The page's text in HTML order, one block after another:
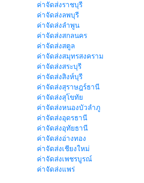
ค่าจัดส่งราชบุรี
ค่าจัดส่งลพบุรี
ค่าจัดส่งลำพูน
ค่าจัดส่งสกลนคร
ค่าจัดส่งสตูล
ค่าจัดส่งสมุทรสงคราม
ค่าจัดส่งสระบุรี
ค่าจัดส่งสิงห์บุรี
ค่าจัดส่งสุราษฎร์ธานี
ค่าจัดส่งสุโขทัย
ค่าจัดส่งหนองบัวลำภู
ค่าจัดส่งอุดรธานี
ค่าจัดส่งอุทัยธานี
ค่าจัดส่งอ่างทอง
ค่าจัดส่งเชียงใหม่
ค่าจัดส่งเพชรบูรณ์
ค่าจัดส่งแพร่